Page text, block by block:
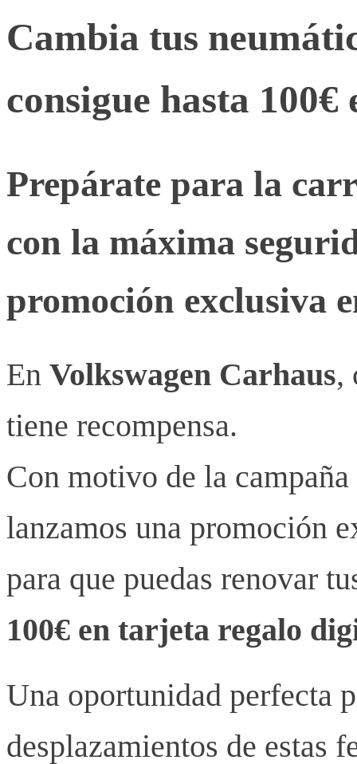
Cambia tus
consigue hasta
Prepárate para la
con la máxima
promoción exclusiva
En Volkswagen Carhaus,
tiene recompensa.
Con motivo de la
lanzamos una promoción
para que puedas renovar
100€ en tarjeta regalo
Una oportunidad perfecta
desplazamientos de estas